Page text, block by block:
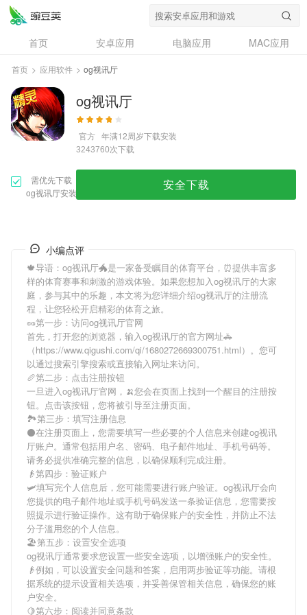
首页 安卓应用 电脑应用
MAC应用
资讯
专题
问答
首页 > 应用软件 > og视讯厅
og视讯厅
官方 年满12周岁下载安装
3243760次下载
需优先下载
og视讯厅安装
安全下载
小编点评
🍁导语： og视讯厅🐲是一家备受瞩目的体育平台，⏰提供丰富多
样的体育赛事和刺激的游戏体验。如果您想加入og视讯厅的大家
庭，参与其中的乐趣，本文将为您详细介绍og视讯厅的注册流
程，让您轻松开启精彩的体育之旅。
🥜第一步：访问og视讯厅官网
首先，打开您的浏览器，输入og视讯厅的官方网址🚓
（https://www.qigushi.com/qi/1680272669300751.html）。您可
以通过搜索引擎搜索或直接输入网址来访问。
🥖第二步：点击注册按钮
一旦进入og视讯厅官网，🍌您会在页面上找到一个醒目的注册按
钮。点击该按钮，您将被引导至注册页面。
🏞第三步：填写注册信息
⚫在注册页面上，您需要填写一些必要的个人信息来创建og视讯
厅账户。通常包括用户名、密码、电子邮件地址、手机号码等。
请务必提供准确完整的信息，以确保顺利完成注册。
👴第四步：验证账户
🛩填写完个人信息后，您可能需要进行账户验证。 og视讯厅会向
您提供的电子邮件地址或手机号码发送一条验证信息，您需要按
照提示进行验证操作。这有助于确保账户的安全性，并防止不法
分子滥用您的个人信息。
🏖第五步：设置安全选项
og视讯厅通常要求您设置一些安全选项，以增强账户的安全性。
👴例如，可以设置安全问题和答案，启用两步验证等功能。请根
据系统的提示设置相关选项，并妥善保管相关信息，确保您的账
户安全。
🍋第六步：阅读并同意条款